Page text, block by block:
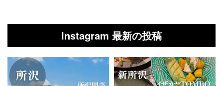
Instagram 最新の投稿